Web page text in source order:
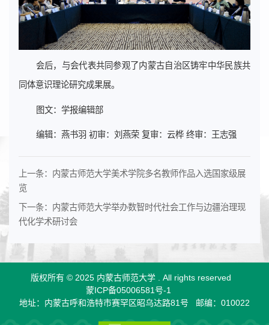
会后，与会代表共同参观了内蒙古自治区铸牢中华民族共
同体意识理论研究成果展。
图文：学报编辑部
编辑：燕书羽 初审：刘燕荣 复审：云桦 终审：王志强
上一条： 内蒙古师范大学美术学院多名教师作品入选国家级展
览
下一条： 内蒙古师范大学举办数智时代社会工作与边疆治理现
代化学术研讨会
版权所有 © 2025 内蒙古师范大学 . All rights reserved
蒙ICP备05006581号-1
地址：内蒙古呼和浩特市赛罕区昭乌达路81号 邮编：010022